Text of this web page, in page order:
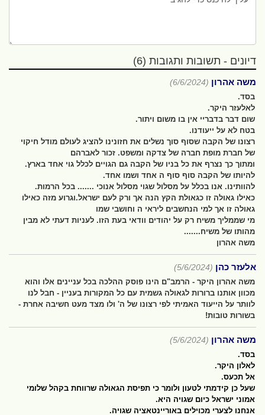
דיונים - תשובות ותגובות (6)
משה אהרון (6/6/2024)
בסד.
לאלעזר היקר.
שום דבר בדבריי אין בו משום ויתור.
בטח לא על ייעודנו.
רצונו של הקבה שסוף סוך נשלים את חזונינו להציג לעולם מודל חיקוי
של חברת מופת חברה של צדקה ומשפט. זכור לאברהם
ומתוך כך נצרף את כל בניו של הקבה גם הגויים לכלל גוי אחד בארץ.
להיותו של הקבה סוף סוף ה אחד ושמו אחד.
להוותינו. אנו בכלל על מסלול שגוי מסלול אנוכי ....... בכל הרמות.
כאילו גאולה זו כגאולת הקץ הנה אך ורק לעם ישראל.וגרוע מזה כאילו
גאולה זו אך למי הנחשבים ליראי ה וחושבי שמו
מי שממליך משיח רק על יהודים וודאי בעת הזו. לעניות דעתי לא מבין
מהותו של משיח.......
משה אהרון
אלעזר כהן (5/6/2024)
משה אהרון היקר - הרמב"ם הינו פוסק ההלכה בכל עניינים אלו והוא
מכוון אותנו ברורות לגאולה גשמית עם כל המקורות בעניין - חבל לנו
לוותר על הייעוד האמיתי לפי רצונו של ה' ולו מצד מעט חשיבה אחרת -
בשורות טובות!
משה אהרון (5/6/2024)
בסד.
לאלון היקר.
אל תכעס.
שעל כן קידמתי לטעון ולומר כי תפיסת הגאולה שרווחת בקהל שלומי
אמוני ישראל כיום שגויה היא.
אנחנו לצערי מכוילים באוריינטאציה שגויה.